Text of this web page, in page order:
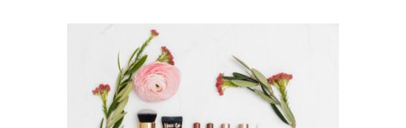
Partenaires d’AFBD